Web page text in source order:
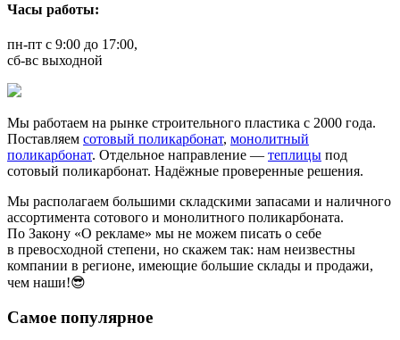
Часы работы:
пн-пт с 9:00 до 17:00,
сб-вс выходной
Мы работаем на рынке строительного пластика с 2000 года.
Поставляем сотовый поликарбонат, монолитный
поликарбонат. Отдельное направление — теплицы под
сотовый поликарбонат. Надёжные проверенные решения.
Мы располагаем большими складскими запасами и наличного
ассортимента сотового и монолитного поликарбоната.
По Закону «О рекламе» мы не можем писать о себе
в превосходной степени, но скажем так: нам неизвестны
компании в регионе, имеющие большие склады и продажи,
чем наши!😎
Самое популярное